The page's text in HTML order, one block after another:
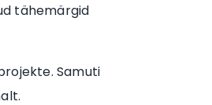
tähemärgid
Samuti